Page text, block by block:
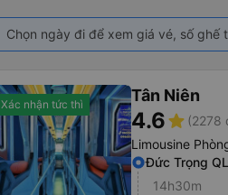
Chọn ngày đi để xem giá vé, số
Xác nhận tức thì Tân Niên
4.6star (2278
Limousine
Đức Trọng
14h30m